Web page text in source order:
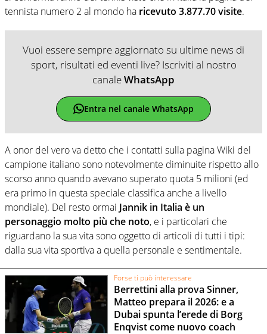
tennista numero 2 al mondo ha ricevuto 3.877.70 visite.
Vuoi essere sempre aggiornato su ultime news di
sport, risultati ed eventi live? Iscriviti al nostro
canaleWhatsApp
Entra nel canale WhatsApp
A onor del vero va detto che i contatti sulla pagina Wiki del
campione italiano sono notevolmente diminuite rispetto allo
scorso anno quando avevano superato quota 5 milioni (ed
era primo in questa speciale classifica anche a livello
mondiale). Del resto ormai Jannik in Italia è un
personaggio molto più che noto, e i particolari che
riguardano la sua vita sono oggetto di articoli di tutti i tipi:
dalla sua vita sportiva a quella personale e sentimentale.
Forse ti può interessare
Berrettini alla prova Sinner,
Matteo prepara il 2026: e a
Dubai spunta l’erede di Borg
Enqvist come nuovo coach